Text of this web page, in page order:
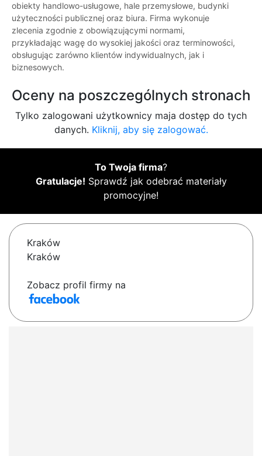
obiekty handlowo-usługowe, hale przemysłowe, budynki
użyteczności publicznej oraz biura. Firma wykonuje
zlecenia zgodnie z obowiązującymi normami,
przykładając wagę do wysokiej jakości oraz terminowości,
obsługując zarówno klientów indywidualnych, jak i
biznesowych.
Oceny na poszczególnych stronach
Tylko zalogowani użytkownicy maja dostęp do tych
danych. Kliknij, aby się zalogować.
To Twoja firma?
Gratulacje! Sprawdź jak odebrać materiały
promocyjne!
Kraków
Kraków
Zobacz profil firmy na